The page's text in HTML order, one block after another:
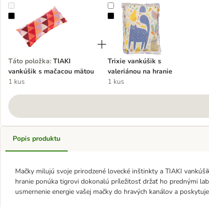
TIAKI vankúšik s mačacou mätou
Táto položka: TIAKI
vankúšik s mačacou mätou
1 kus
Trixie vankúšik s valeriánou na
Trixie vankúšik s
valeriánou na hranie
1 kus
Popis produktu
Mačky milujú svoje prirodzené lovecké inštinkty a TIAKI
hranie ponúka tigrovi dokonalú príležitosť držať ho prednými
usmernenie energie vašej mačky do hravých kanálov a